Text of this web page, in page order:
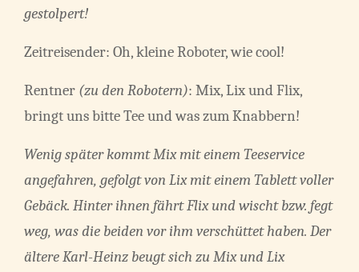
gestolpert!
Zeitreisender: Oh, kleine Roboter, wie cool!
Rentner (zu den Robotern): Mix, Lix und Flix,
bringt uns bitte Tee und was zum Knabbern!
Wenig später kommt Mix mit einem Teeservice
angefahren, gefolgt von Lix mit einem Tablett voller
Gebäck. Hinter ihnen fährt Flix und wischt bzw. fegt
weg, was die beiden vor ihm verschüttet haben. Der
ältere Karl-Heinz beugt sich zu Mix und Lix